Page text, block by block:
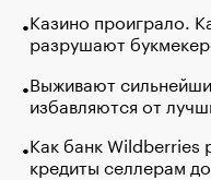
Казино проиграло.
разрушают
Выживают
избавляются от
Как банк Wildberries
кредиты селлерам